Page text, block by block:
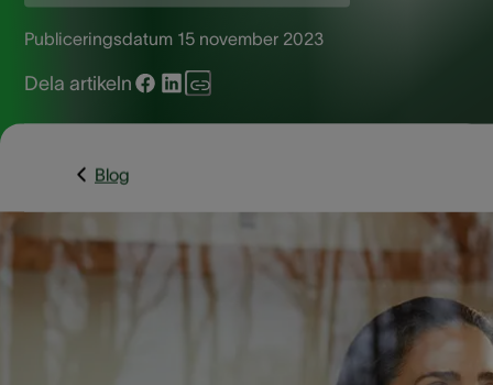
Publiceringsdatum 15 november 2023
Dela artikeln
Blog
Hörselbenen är viktiga delar av det mänskliga
De är ansvariga för att överföra ljudvibrationer från
till det inre örat. Det finns tre små ben – hammaren
städet (incus) och stigbygeln (stapes) – som spelar en
avgörande roll för hörseln. Den här artikeln utforskar
funktionerna, anatomin och tillstånden som påverkar